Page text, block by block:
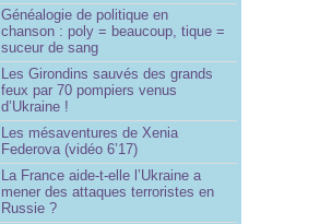
Généalogie de politique en
chanson : poly = beaucoup, tique =
suceur de sang
Les Girondins sauvés des grands
feux par 70 pompiers venus
d’Ukraine !
Les mésaventures de Xenia
Federova (vidéo 6’17)
La France aide-t-elle l’Ukraine a
mener des attaques terroristes en
Russie ?